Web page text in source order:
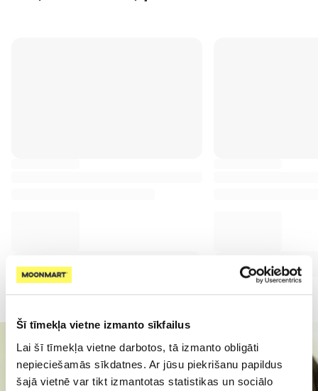
Šī tīmekļa vietne izmanto sīkfailus
Lai šī tīmekļa vietne darbotos, tā izmanto obligāti
nepieciešamās sīkdatnes. Ar jūsu piekrišanu papildus
šajā vietnē var tikt izmantotas statistikas un sociālo